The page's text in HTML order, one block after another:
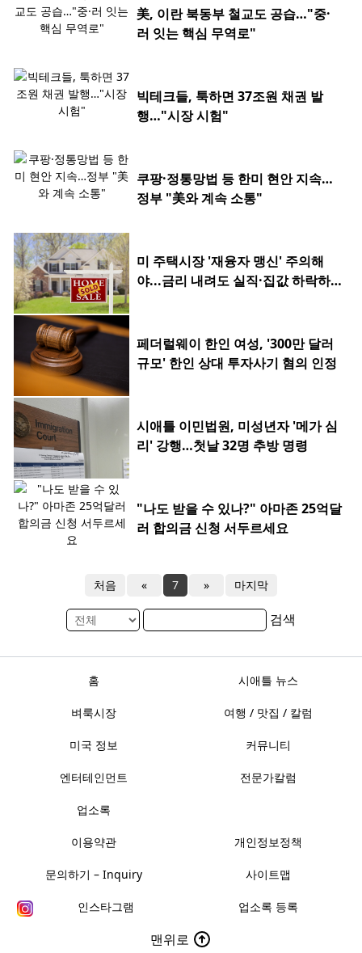
美, 이란 북동부 철교도 공습…"중·
러 잇는 핵심 무역로"
빅테크들, 툭하면 37조원 채권 발
행…"시장 시험"
쿠팡·정통망법 등 한미 현안 지속…
정부 "美와 계속 소통"
미 주택시장 '재융자 맹신' 주의해
야...금리 내려도 실직·집값 하락하
페더럴웨이 한인 여성, '300만 달러
규모' 한인 상대 투자사기 혐의 인정
시애틀 이민법원, 미성년자 '메가 심
리' 강행…첫날 32명 추방 명령
"나도 받을 수 있나?" 아마존 25억달
러 합의금 신청 서두르세요
처음 « 7 » 마지막
검색
홈 시애틀 뉴스
벼룩시장 여행 / 맛집 / 칼럼
미국 정보 커뮤니티
엔터테인먼트 전문가칼럼
업소록
이용약관 개인정보정책
문의하기 – Inquiry 사이트맵
인스타그램 업소록 등록
맨위로